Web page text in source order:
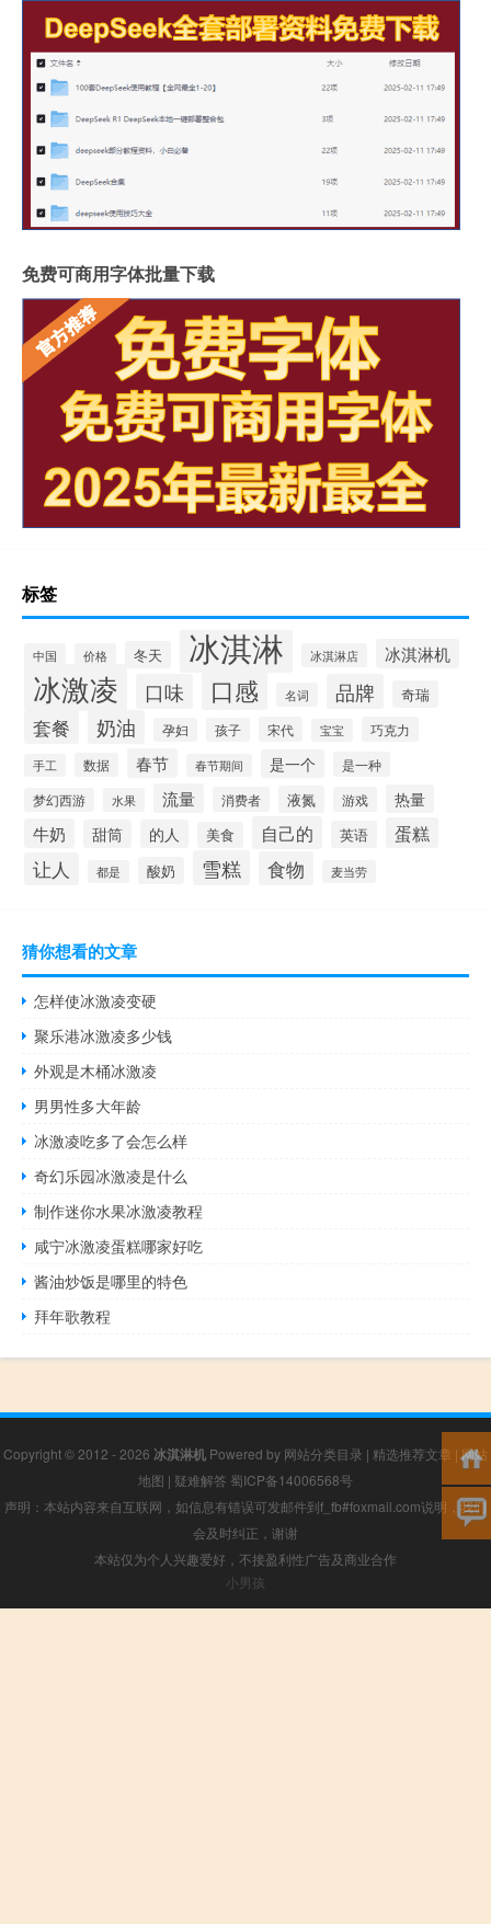
免费可商用字体批量下载
标签
中国 价格 冬天 冰淇淋 冰淇淋店 冰淇淋机
冰激凌 口味 口感 名词 品牌 奇瑞
套餐 奶油 孕妇 孩子 宋代 宝宝 巧克力
手工 数据 春节 春节期间 是一个 是一种
梦幻西游 水果 流量 消费者 液氮 游戏 热量
牛奶 甜筒 的人 美食 自己的 英语 蛋糕
让人 都是 酸奶 雪糕 食物 麦当劳
猜你想看的文章
怎样使冰激凌变硬
聚乐港冰激凌多少钱
外观是木桶冰激凌
男男性多大年龄
冰激凌吃多了会怎么样
奇幻乐园冰激凌是什么
制作迷你水果冰激凌教程
咸宁冰激凌蛋糕哪家好吃
酱油炒饭是哪里的特色
拜年歌教程
Copyright © 2012 - 2026 冰淇淋机 Powered by 网站分类目录 | 精选推荐文章 |网站
地图 | 疑难解答 蜀ICP备14006568号
声明：本站内容来自互联网，如信息有错误可发邮件到f_fb#foxmail.com说明，我们
会及时纠正，谢谢
本站仅为个人兴趣爱好，不接盈利性广告及商业合作
小男孩